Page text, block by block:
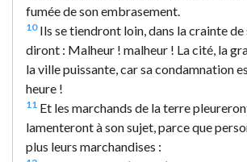
fumée de son embrasement.
10Ils se tiendront loin, dans la crainte
diront : Malheur ! malheur ! La cité, la
la ville puissante, car sa condamnation
heure !
11 Et les marchands de la terre
lamenteront à son sujet, parce que
plus leurs marchandises :